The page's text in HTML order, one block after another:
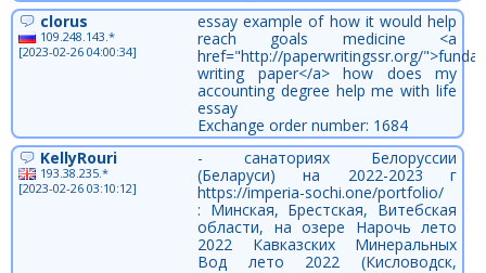
clorus
109.248.143.*
[2023-02-26 04:00:34]
essay example of how it would help
reach goals medicine <a
href="http://paperwritingssr.org/
writing paper</a> how does my
accounting degree help me with life
essay
Exchange order number: 1684
KellyRouri
193.38.235.*
[2023-02-26 03:10:12]
- санаториях Белоруссии
(Беларуси) на 2022-2023 г
https://imperia-sochi.one/portfolio/
: Минская, Брестская, Витебская
области, на озере Нарочь лето
2022 Кавказских Минеральных
Вод лето 2022 (Кисловодск,